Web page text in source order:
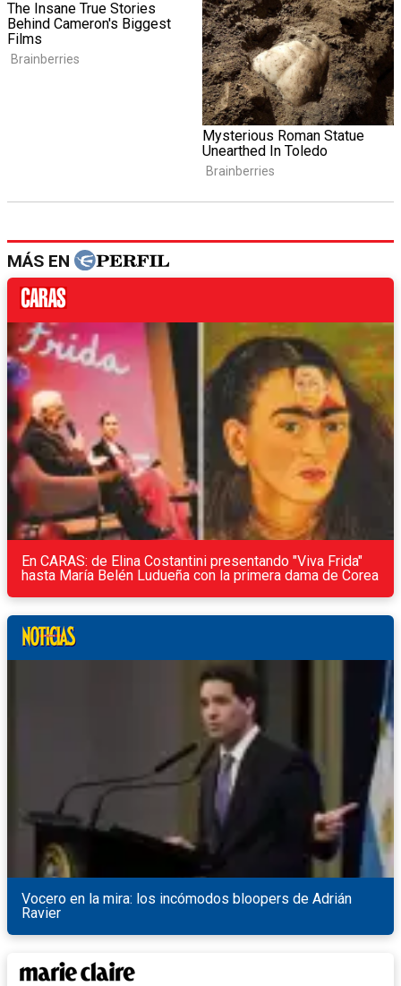
MÁS EN
En CARAS: de Elina Costantini presentando "Viva Frida"
hasta María Belén Ludueña con la primera dama de Corea
Vocero en la mira: los incómodos bloopers de Adrián
Ravier